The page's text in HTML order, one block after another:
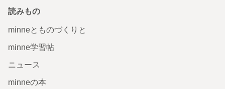
読みもの
minneとものづくりと
minne学習帖
ニュース
minneの本